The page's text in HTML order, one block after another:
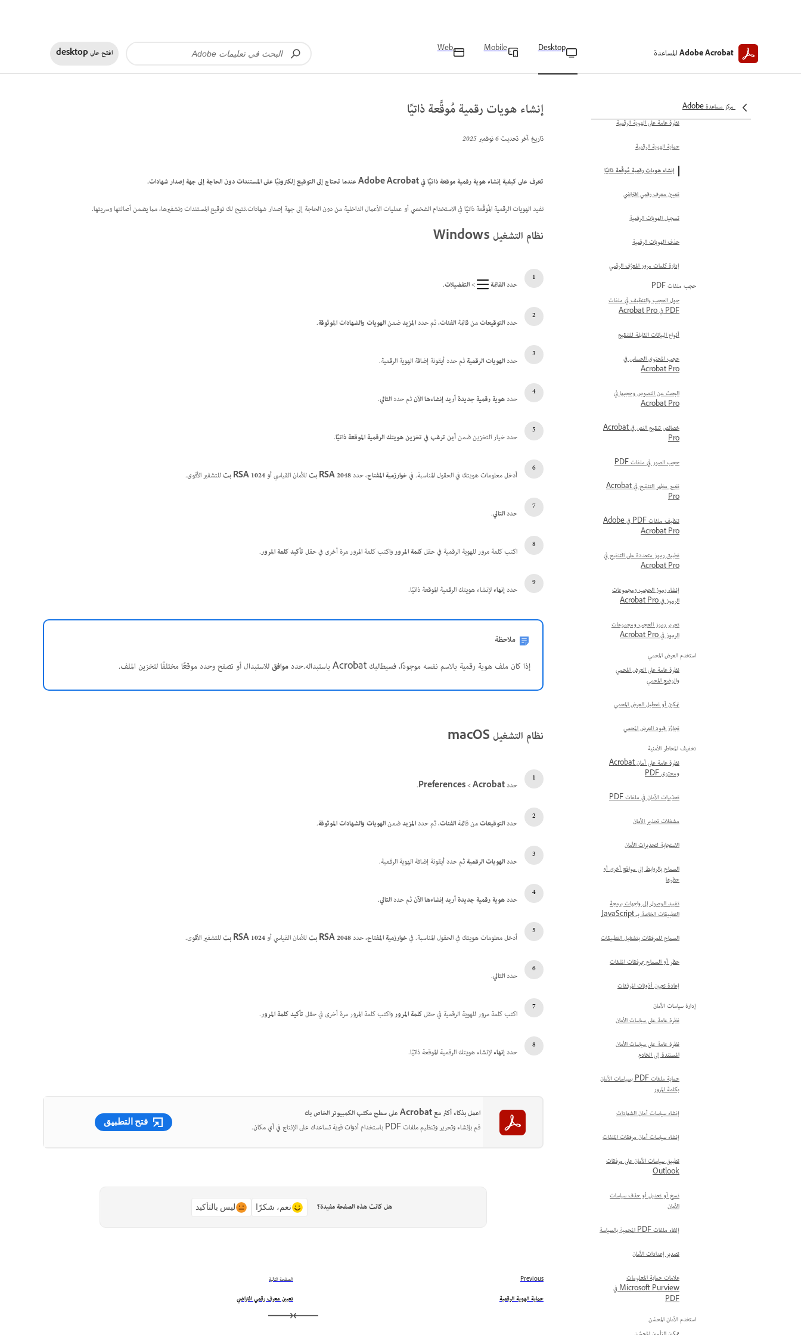
Adobe Acrobat المساعدة Desktop
Mobile
Web افتح علىdesktop
مركز مساعدة Adobe
إدارة الهويات الرقمية
نظرة عامة على الهوية الرقمية
حماية الهوية الرقمية
إنشاء هويات رقمية مُوقَّعة ذاتيًا
تعيين معرف رقمي افتراضي
تسجيل الهويات الرقمية
حذف الهويات الرقمية
إدارة كلمات مرور المعرّف الرقمي
حجب ملفات PDF
حول الحجب والتنظيف في ملفات
PDF في Acrobat Pro
أنواع البيانات القابلة للتنقيح
حجب المحتوى الحساس في
Acrobat Pro
البحث عن النصوص وحجبها في
Acrobat Pro
خصائص تنقيح النص في Acrobat
Pro
حجب الصور في ملفات PDF
تغيير مظهر التنقيح في Acrobat
Pro
تنظيف ملفات PDF في Adobe
Acrobat Pro
تطبيق رموز متعددة على التنقيح في
Acrobat Pro
إنشاء رموز الحجب ومجموعات
الرموز في Acrobat Pro
تحرير رموز الحجب ومجموعات
الرموز في Acrobat Pro
استخدم العرض المحمي
نظرة عامة على العرض المحمي
والوضع المحمي
تمكين أو تعطيل العرض المحمي
تجاوُز قيود العرض المحمي
تخفيف المخاطر الأمنية
نظرة عامة على أمان Acrobat
ومحتوى PDF
تحذيرات الأمان في ملفات PDF
مشغلات تحذير الأمان
الاستجابة لتحذيرات الأمان
السماح بالروابط إلى مواقع أخرى أو
حظرها
تقييد الوصول إلى واجهات برمجة
التطبيقات الخاصة بـ JavaScript
السماح للمرفقات بتشغيل التطبيقات
حظر أو السماح بمرفقات الملفات
إعادة تعيين أذونات المرفقات
إدارة سياسات الأمان
نظرة عامة على سياسات الأمان
نظرة عامة على سياسات الأمان
المستندة إلى الخادم
حماية ملفات PDF بسياسات الأمان
بكلمة المرور
إنشاء سياسات أمان الشهادات
إنشاء سياسات أمان مرفقات الملفات
تطبيق سياسات الأمان على مرفقات
Outlook
نسخ أو تعديل أو حذف سياسات
الأمان
إلغاء ملفات PDF المحمية بالسياسة
تصدير إعدادات الأمان
علامات حماية المعلومات
Microsoft Purview في
PDF
استخدم الأمان المحسّن
إنشاء هويات رقمية مُوقَّعة ذاتيًا
تاريخ آخر تحديث6 نوفمبر 2025
تعرف على كيفية إنشاء هوية رقمية موقعة ذاتيًا في Adobe Acrobat عندما تحتاج إلى التوقيع إلكترونيًا على المستندات دون الحاجة إلى جهة إصدار شهادات.
تفيد الهويات الرقمية المُوقَّعة ذاتيًا في الاستخدام الشخصي أو عمليات الأعمال الداخلية من دون الحاجة إلى جهة إصدار شهادات.تتيح لك توقيع المستندات وتشفيرها، مما يضمن أصالتها وسريتها.
نظام التشغيل Windows
حددالقائمة >التفضيلات.
حددالتوقيعاتمن قائمةالفئات، ثم حددالمزيدضمنالهويات والشهادات الموثوقة.
حددالهويات الرقميةثم حدد أيقونة إضافة الهوية الرقمية.
حددهوية رقمية جديدة أريد إنشاءها الآنثم حددالتالي.
حدد خيار التخزين ضمنأين ترغب في تخزين هويتك الرقمية الموقعة ذاتيًا.
أدخل معلومات هويتك في الحقول المناسبة.فيخوارزمية المفتاح، حددRSA 2048 بت للأمان القياسي أوRSA 1024 بت للتشفير الأقوى.
حددالتالي.
اكتب كلمة مرور للهوية الرقمية في حقلكلمة المرورواكتب كلمة المرور مرة أخرى في حقلتأكيد كلمة المرور.
حددإنهاءلإنشاء هويتك الرقمية الموقعة ذاتيًا.
ملاحظة
إذا كان ملف هوية رقمية بالاسم نفسه موجودًا، فسيطالبك Acrobat باستبداله.حدد
موافقللاستبدال أو تصفح وحدد موقعًا مختلفًا لتخزين الملف.
نظام التشغيل macOS
حددAcrobat
>‏
Preferences
.
حددالتوقيعاتمن قائمةالفئات، ثم حددالمزيدضمنالهويات والشهادات الموثوقة.
حددالهويات الرقميةثم حدد أيقونة إضافة الهوية الرقمية.
حددهوية رقمية جديدة أريد إنشاءها الآنثم حددالتالي.
أدخل معلومات هويتك في الحقول المناسبة.فيخوارزمية المفتاح، حددRSA 2048 بت للأمان القياسي أوRSA 1024 بت للتشفير الأقوى.
حددالتالي.
اكتب كلمة مرور للهوية الرقمية في حقلكلمة المرورواكتب كلمة المرور مرة أخرى في حقلتأكيد كلمة المرور.
حددإنهاءلإنشاء هويتك الرقمية الموقعة ذاتيًا.
اعمل بذكاء أكثر مع Acrobat على سطح مكتب الكمبيوتر الخاص بك
قم بإنشاء وتحرير وتنظيم ملفات PDF باستخدام أدوات قوية تساعدك على الإنتاج في أي مكان.
فتح التطبيق
هل كانت هذه الصفحة مفيدة؟ نعم، شكرًا ليس بالتأكيد
Previous
حماية الهوية الرقمية
الصفحة التالية
تعيين معرف رقمي افتراضي